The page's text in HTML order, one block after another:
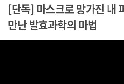
[단독] 마스크로 망가진 내
만난 발효과학의 마법